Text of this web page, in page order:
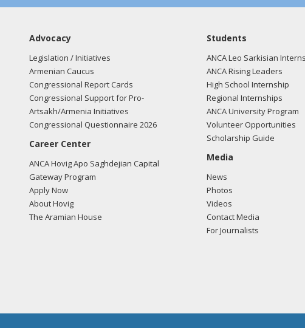
Advocacy
Legislation / Initiatives
Armenian Caucus
Congressional Report Cards
Congressional Support for Pro-
Artsakh/Armenia Initiatives
Congressional Questionnaire 2026
Career Center
ANCA Hovig Apo Saghdejian Capital
Gateway Program
Apply Now
About Hovig
The Aramian House
Students
ANCA Leo Sarkisian
ANCA Rising Leaders
High School Internship
Regional Internships
ANCA University Program
Volunteer Opportunities
Scholarship Guide
Media
News
Photos
Videos
Contact Media
For Journalists